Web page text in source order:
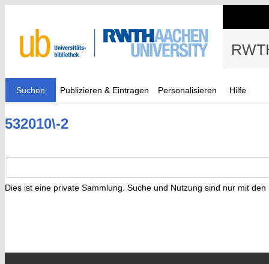
Suchen Publizieren & Eintragen Personalisieren Hilfe
532010\-2
Dies ist eine private Sammlung. Suche und Nutzung sind nur mit